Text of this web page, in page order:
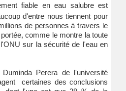
fiable en eau salubre est
d'entre nous tiennent pour
de personnes à travers le
comme le montre la toute
sur la sécurité de l'eau en
Perera de l'université
certaines des conclusions